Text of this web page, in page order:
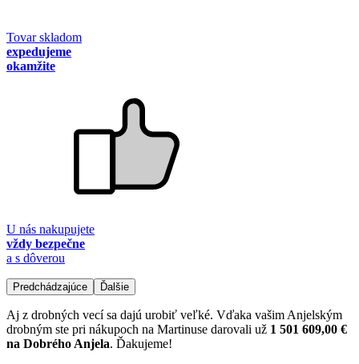
Tovar skladom
expedujeme
okamžite
U nás nakupujete
vždy bezpečne
a s dôverou
Predchádzajúce Ďalšie
Aj z drobných vecí sa dajú urobiť veľké. Vďaka vašim Anjelským
drobným ste pri nákupoch na Martinuse darovali už 1 501 609,00 €
na Dobrého Anjela. Ďakujeme!